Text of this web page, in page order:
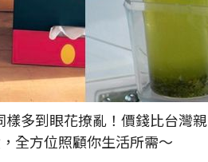
多到眼花撩亂！價錢比台灣
全方位照顧你生活所需～